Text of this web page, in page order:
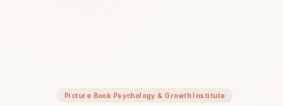
Picture Book Psychology & Growth Institute